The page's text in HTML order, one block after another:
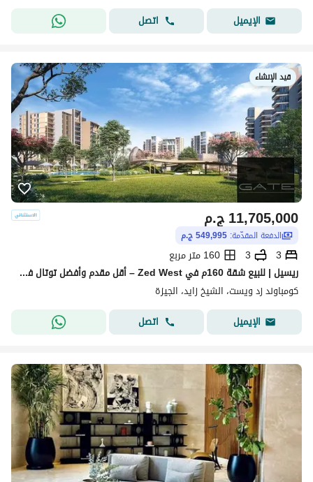
الإيميل
اتصل
قيد الإنشاء
ج.م11,705,000
الدفعة المقدّمة: 549,995 ج.م
3
3
160 متر مربع
ريسيل | للبيع شقة 160م في Zed West – أقل مقدم وأفضل توتال في الماركت مرحلة Village Views
كومباوند زد ويست، الشيخ زايد، الجيزة
الإيميل
اتصل